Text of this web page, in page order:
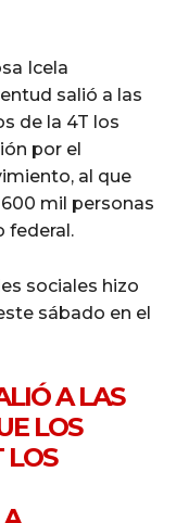
Icela
salió a las
de la 4T los
por el
al que
mil personas
federal.
sociales hizo
sábado en el
A LAS
LOS
LOS